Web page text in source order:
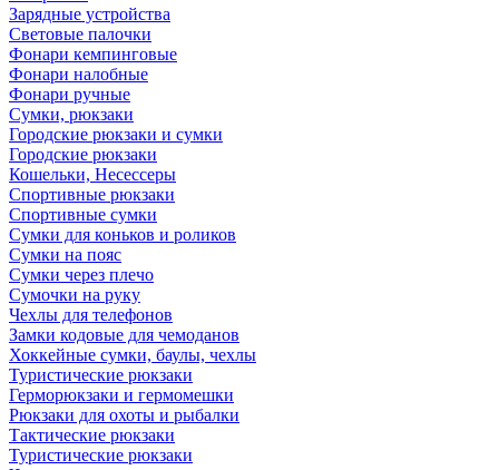
Зарядные устройства
Световые палочки
Фонари кемпинговые
Фонари налобные
Фонари ручные
Сумки, рюкзаки
Городские рюкзаки и сумки
Городские рюкзаки
Кошельки, Несессеры
Спортивные рюкзаки
Спортивные сумки
Сумки для коньков и роликов
Сумки на пояс
Сумки через плечо
Сумочки на руку
Чехлы для телефонов
Замки кодовые для чемоданов
Хоккейные сумки, баулы, чехлы
Туристические рюкзаки
Герморюкзаки и гермомешки
Рюкзаки для охоты и рыбалки
Тактические рюкзаки
Туристические рюкзаки